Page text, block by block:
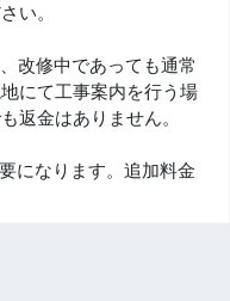
い。
改修中であっても通常
にて工事案内を行う場
返金はありません。
になります。追加料金